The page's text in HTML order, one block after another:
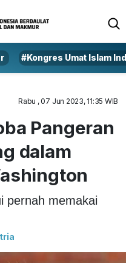
#Kongres Umat Islam
Rabu , 07 Jun 2023, 11:35 WIB
Pangeran
dalam
pernah memakai